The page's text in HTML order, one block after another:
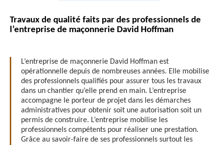
Travaux de qualité faits par des professionnels de
l’entreprise de maçonnerie David Hoffman
L’entreprise de maçonnerie David Hoffman est
opérationnelle depuis de nombreuses années. Elle mobilise
des professionnels qualifiés pour assurer tous les travaux
dans un chantier qu’elle prend en main. L’entreprise
accompagne le porteur de projet dans les démarches
administratives pour obtenir soit une autorisation soit un
permis de construire. L’entreprise mobilise les
professionnels compétents pour réaliser une prestation.
Grâce au savoir-faire de ses professionnels surtout les